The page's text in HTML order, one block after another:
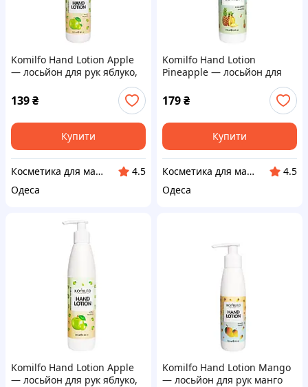
Komilfo Hand Lotion Apple
— лосьйон для рук яблуко,
139₴
Купити
Косметика для манікюру і педикюру
4.5
Одеса
Komilfo Hand Lotion
Pineapple — лосьйон для
179₴
Купити
Косметика для манікюру і педикюру
4.5
Одеса
Komilfo Hand Lotion Apple
— лосьйон для рук яблуко,
Komilfo Hand Lotion Mango
— лосьйон для рук манго